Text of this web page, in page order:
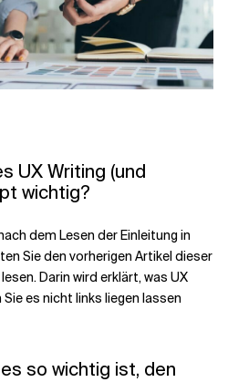
UX Writing (und
wichtig?
dem Lesen der Einleitung in
Sie den vorherigen Artikel dieser
Darin wird erklärt, was UX
es nicht links liegen lassen
so wichtig ist, den